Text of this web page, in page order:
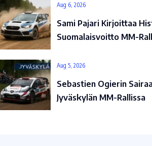
Aug 6, 2026
Sami Pajari Kirjoittaa
Suomalaisvoitto MM-
Aug 5, 2026
Sebastien Ogierin
Jyväskylän MM-Rallissa